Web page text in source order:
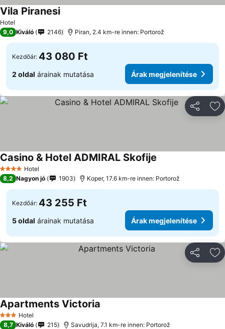
Hotel
Vila Piranesi
9,0 Kiváló 2146 Piran, 2.4 km-re innen: Portorož
Kezdőár: 43 080 Ft
2 oldal árainak mutatása Árak megjelenítése
4 KategóriaHotel
Casino & Hotel ADMIRAL Skofije
8,2 Nagyon jó 1903 Koper, 17.6 km-re innen: Portorož
Kezdőár: 43 255 Ft
5 oldal árainak mutatása Árak megjelenítése
3 Kategória
Hotel
Apartments Victoria
8,7 Kiváló 215 Savudrija, 7.1 km-re innen: Portorož